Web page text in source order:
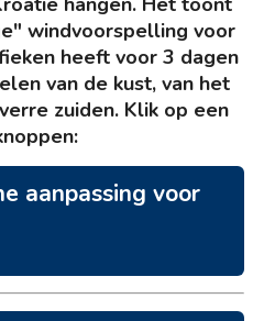
windvoorspelling voor
heeft voor 3 dagen
van de kust, van het
zuiden. Klik op een
aanpassing voor